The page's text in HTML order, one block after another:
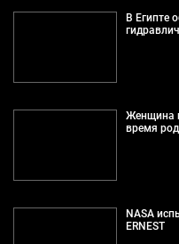
В Египте
Женщина
время
NASA
ERNEST